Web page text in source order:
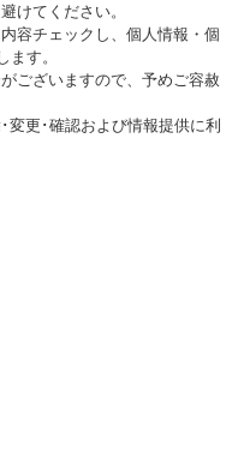
けてください。
容チェックし、個人情報・個
す。
ございますので、予めご容赦
変更･確認および情報提供に利